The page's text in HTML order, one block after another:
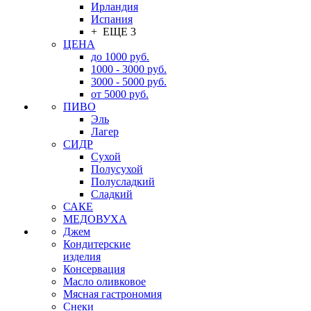
Ирландия
Испания
+ ЕЩЕ 3
ЦЕНА
до 1000 руб.
1000 - 3000 руб.
3000 - 5000 руб.
от 5000 руб.
ПИВО
Эль
Лагер
СИДР
Сухой
Полусухой
Полусладкий
Сладкий
САКЕ
МЕДОВУХА
Джем
Кондитерские
изделия
Консервация
Масло оливковое
Мясная гастрономия
Снеки